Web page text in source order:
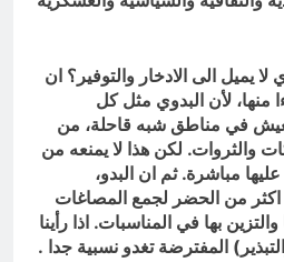
يميل الى الادخار والتوفير؟ ان
لأن البدوي مثل كل
تعيش في مناطق شبه قاحلة، من
والثروات. لكن هذا لا يمنعه من
مباشرة. ثم ان البدو،
من الحضر لجمع المصاغات
والتزين بها في المناسبات. اذا رأينا
المفترضة تغدو نسبية جدا .